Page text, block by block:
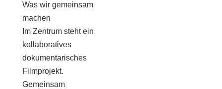
Was wir gemeinsam
machen
Im Zentrum steht ein
kollaboratives
dokumentarisches
Filmprojekt.
Gemeinsam